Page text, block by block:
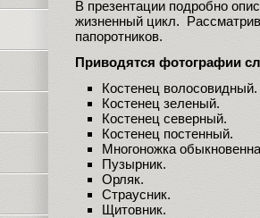
В презентации подробно
жизненный цикл.
папоротников.
Приводятся фотографии
Костенец волосовидный.
Костенец зеленый.
Костенец северный.
Костенец постенный.
Многоножка
Пузырник.
Орляк.
Страусник.
Щитовник.